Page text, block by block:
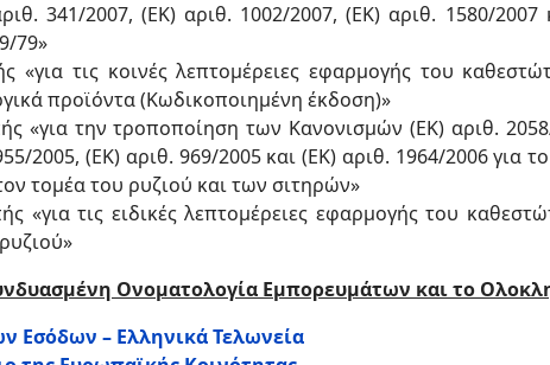
341/2007, (ΕΚ) αριθ. 1002/2007, (ΕΚ) αριθ. 1580/
79»
«για τις κοινές λεπτομέρειες εφαρμογής του
προϊόντα (Κωδικοποιημένη έκδοση)»
«για την τροποποίηση των Κανονισμών (ΕΚ) αριθ.
2005, (ΕΚ) αριθ. 969/2005 και (ΕΚ) αριθ. 1964/2006 για
τομέα του ρυζιού και των σιτηρών»
«για τις ειδικές λεπτομέρειες εφαρμογής του
Ονοματολογία Εμπορευμάτων και το
Εσόδων – Ελληνικά Τελωνεία